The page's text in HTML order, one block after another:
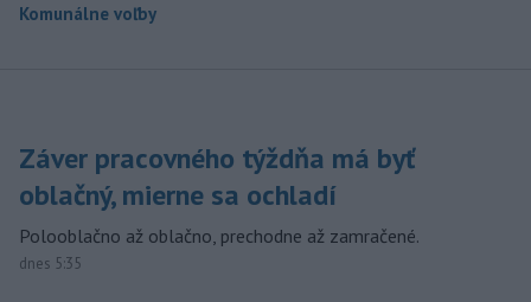
Komunálne voľby
Záver pracovného týždňa má byť
oblačný, mierne sa ochladí
Polooblačno až oblačno, prechodne až zamračené.
dnes 5:35